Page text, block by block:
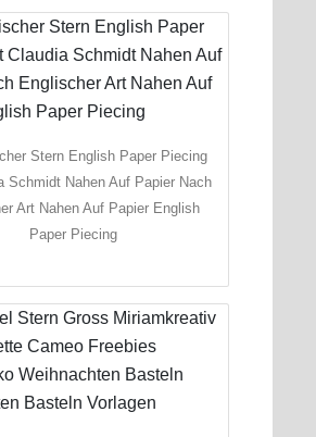
Stern English Paper Piecing
Schmidt Nahen Auf Papier Nach
Art Nahen Auf Papier English
Paper Piecing